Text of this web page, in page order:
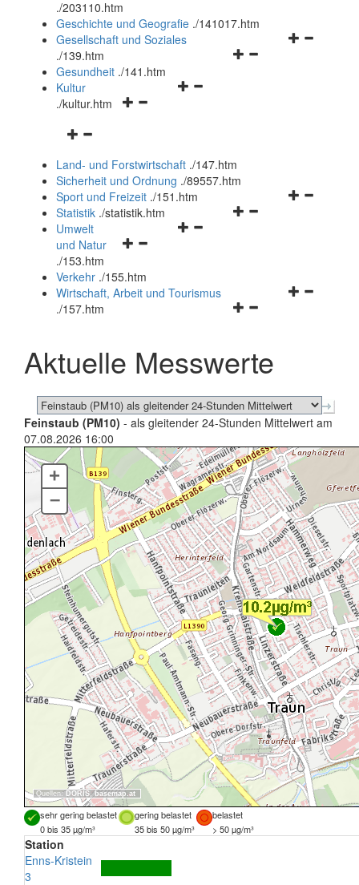
und
schließen
./203110.htm
Geschichte und Geografie ./141017.htm
Navigationsmenü
Gesellschaft und Soziales
./139.htm
Navigationsmenü
Gesundheit ./141.htm
Navigationsmenü
Kultur
./kultur.htm
Navigationsmenü
und
schließen
Land- und Forstwirtschaft ./147.htm
Sicherheit und Ordnung ./89557.htm
Navigationsmenü
Sport und Freizeit ./151.htm
Navigationsmenü
Statistik ./statistik.htm
Navigationsmenü
und
schließen
Umwelt
und Natur
./153.htm
Verkehr ./155.htm
Navigationsmenü
schließen
Wirtschaft, Arbeit und Tourismus
./157.htm
Aktuelle Messwerte
Feinstaub (PM10) - als gleitender 24-Stunden Mittelwert am
07.08.2026 16:00
Quellen: DORIS, basemap.at
+
–
sehr gering belastet gering belastet
belastet
0 bis 35 µg/m³
35 bis 50 µg/m³ > 50 µg/m³
Station
Enns-Kristein
3